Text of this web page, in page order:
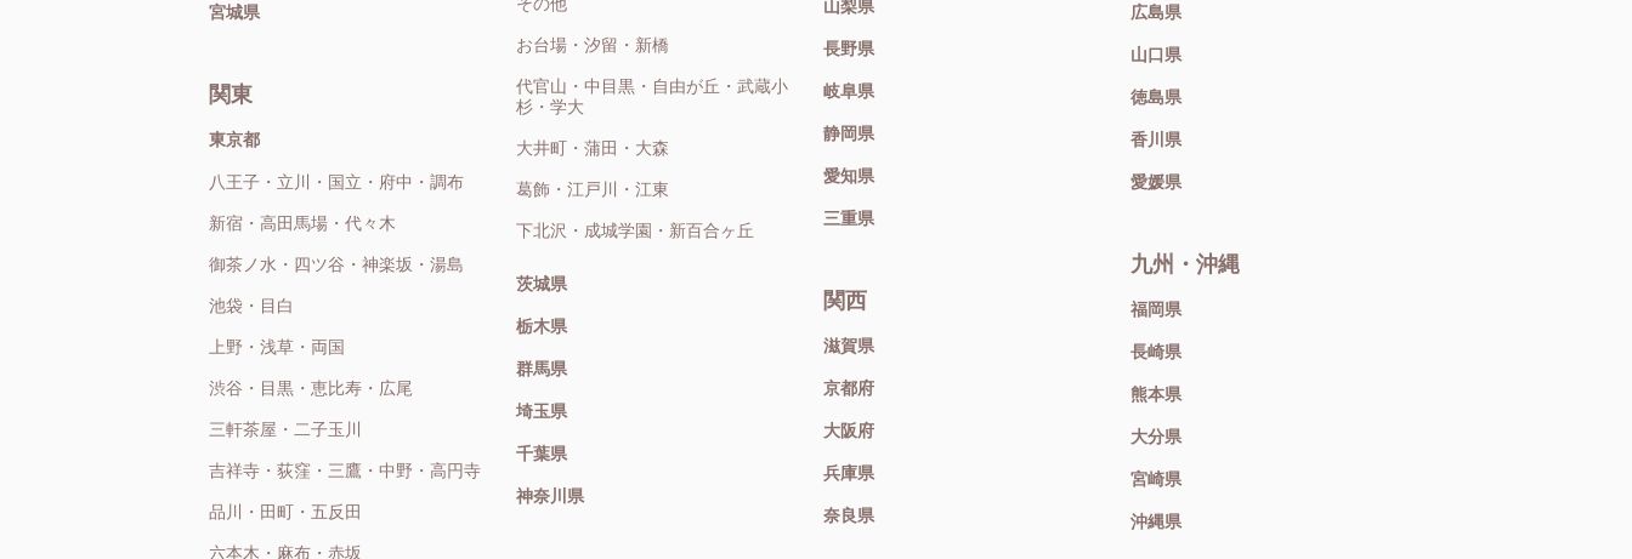
宮城県
関東
東京都
八王子・立川・国立・府中・調布
新宿・高田馬場・代々木
御茶ノ水・四ツ谷・神楽坂・湯島
池袋・目白
上野・浅草・両国
渋谷・目黒・恵比寿・広尾
三軒茶屋・二子玉川
吉祥寺・荻窪・三鷹・中野・高円寺
品川・田町・五反田
六本木・麻布・赤坂
お台場・汐留・新橋
代官山・中目黒・自由が丘・武蔵小
杉・学大
大井町・蒲田・大森
葛飾・江戸川・江東
下北沢・成城学園・新百合ヶ丘
茨城県
栃木県
群馬県
埼玉県
千葉県
神奈川県
山梨県
長野県
岐阜県
静岡県
愛知県
三重県
関西
滋賀県
京都府
大阪府
兵庫県
奈良県
広島県
山口県
徳島県
香川県
愛媛県
九州・沖縄
福岡県
長崎県
熊本県
大分県
宮崎県
沖縄県